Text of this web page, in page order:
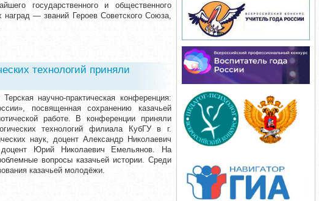
государственного и общественного
— званий Героев Советского Союза,
технологий приняли
научно-практическая конференция:
посвященная сохранению казачьей
работе. В конференции приняли
технологий филиала КубГУ в г.
наук, доцент Александр Николаевич
Юрий Николаевич Емельянов. На
вопросы казачьей истории. Среди
казачьей молодёжи.